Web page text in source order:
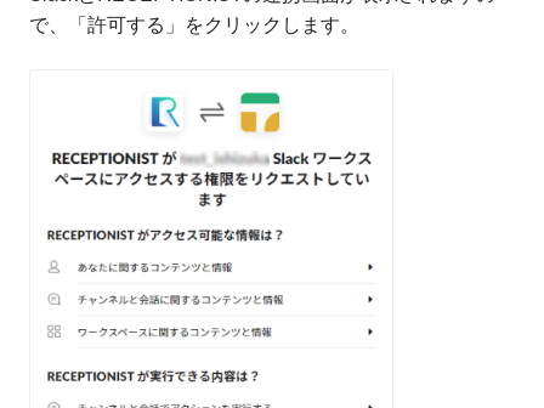
で、「許可する」をクリックします。